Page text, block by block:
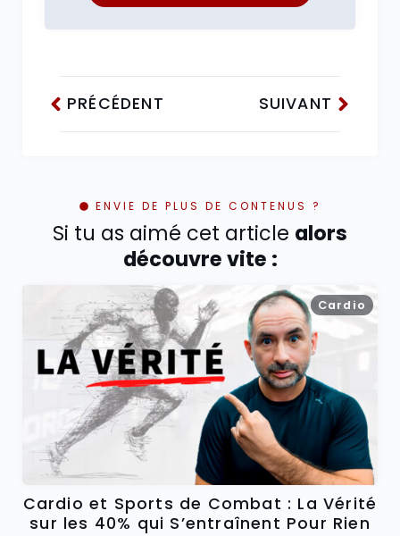
PRÉCÉDENT SUIVANT
ENVIE DE PLUS DE CONTENUS ?
Si tu as aimé cet article alors
découvre vite :
Cardio
Cardio et Sports de Combat : La Vérité
sur les 40% qui S’entraînent Pour Rien